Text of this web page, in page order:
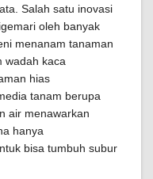
Salah satu inovasi
oleh banyak
menanam tanaman
wadah kaca
hias
tanam berupa
air menawarkan
hanya
bisa tumbuh subur